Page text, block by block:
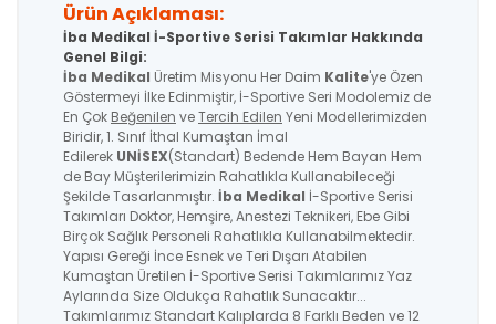
Ürün Açıklaması:
İba Medikal İ-Sportive Serisi Takımlar Hakkında
Genel Bilgi:
İba Medikal Üretim Misyonu Her Daim Kalite'ye Özen
Göstermeyi İlke Edinmiştir, İ-Sportive Seri Modolemiz de
En Çok Beğenilen veTercih Edilen Yeni Modellerimizden
Biridir, 1. Sınıf İthal Kumaştan İmal
Edilerek UNİSEX(Standart) Bedende Hem Bayan Hem
de Bay Müşterilerimizin Rahatlıkla Kullanabileceği
Şekilde Tasarlanmıştır. İba Medikal İ-Sportive Serisi
Takımları Doktor, Hemşire, Anestezi Teknikeri, Ebe Gibi
Birçok Sağlık Personeli Rahatlıkla Kullanabilmektedir.
Yapısı Gereği İnce Esnek ve Teri Dışarı Atabilen
Kumaştan Üretilen İ-Sportive Serisi Takımlarımız Yaz
Aylarında Size Oldukça Rahatlık Sunacaktır...
Takımlarımız Standart Kalıplarda 8 Farklı Beden ve 12